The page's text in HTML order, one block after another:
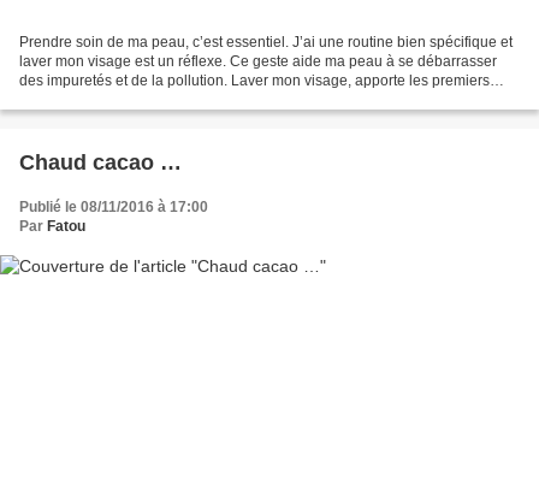
Prendre soin de ma peau, c’est essentiel. J’ai une routine bien spécifique et
laver mon visage est un réflexe. Ce geste aide ma peau à se débarrasser
des impuretés et de la pollution. Laver mon visage, apporte les premiers
Chaud cacao …
Publié le 08/11/2016 à 17:00
Par Fatou